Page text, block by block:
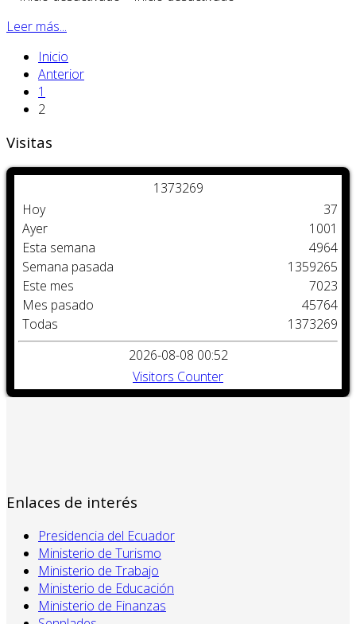
Leer más...
Inicio
Anterior
1
2
Visitas
1 373269
Hoy
Ayer
Esta semana
Semana pasada
Este mes
Mes pasado
Todas
37
1001
4964
1359265
7023
45764
1373269
2026-08-08 00:52
Visitors Counter
Enlaces de interés
Presidencia del Ecuador
Ministerio de Turismo
Ministerio de Trabajo
Ministerio de Educación
Ministerio de Finanzas